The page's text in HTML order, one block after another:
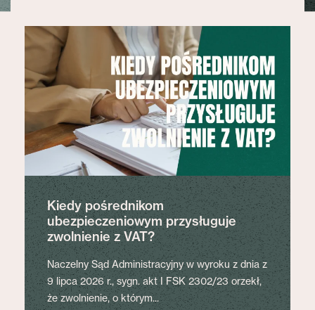
Kiedy pośrednikom
ubezpieczeniowym przysługuje
zwolnienie z VAT?
Naczelny Sąd Administracyjny w wyroku z dnia z
9 lipca 2026 r., sygn. akt I FSK 2302/23 orzekł,
że zwolnienie, o którym...